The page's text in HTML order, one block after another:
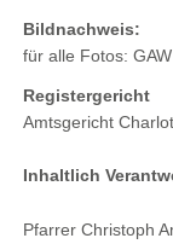
Bildnachweis:
für alle Fotos: GAW
Registergericht
Amtsgericht
Inhaltlich
Pfarrer Christoph